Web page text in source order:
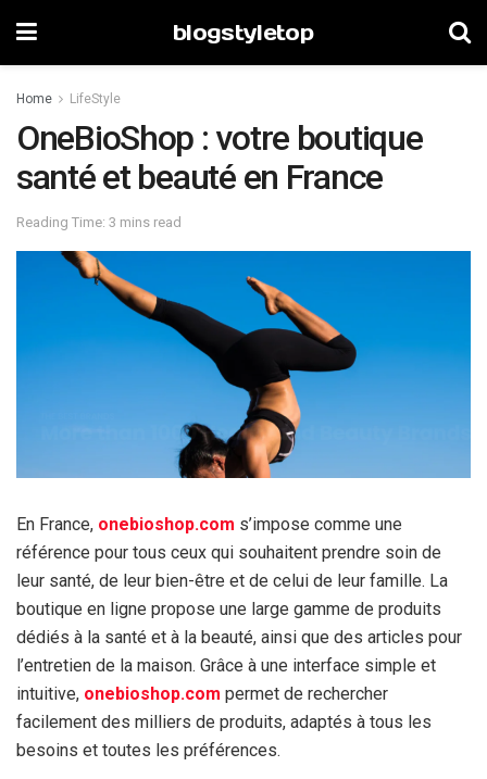
blogstyletop
Home LifeStyle
OneBioShop : votre boutique
santé et beauté en France
Reading Time: 3 mins read
En France, onebioshop.com s’impose comme une
référence pour tous ceux qui souhaitent prendre soin de
leur santé, de leur bien-être et de celui de leur famille. La
boutique en ligne propose une large gamme de produits
dédiés à la santé et à la beauté, ainsi que des articles pour
l’entretien de la maison. Grâce à une interface simple et
intuitive, onebioshop.com permet de rechercher
facilement des milliers de produits, adaptés à tous les
besoins et toutes les préférences.